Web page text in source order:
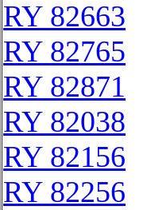
RY 82663
RY 82765
RY 82871
RY 82038
RY 82156
RY 82256